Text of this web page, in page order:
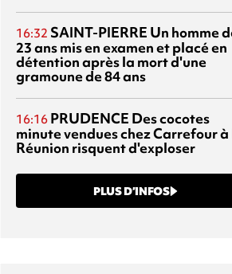
16:32 SAINT-PIERRE Un homme
23 ans mis en examen et placé en
détention après la mort d'une
gramoune de 84 ans
16:16 PRUDENCE Des cocotes
minute vendues chez Carrefour à
Réunion risquent d'exploser
PLUS D’INFOS